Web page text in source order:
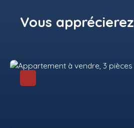
Vous apprécierez